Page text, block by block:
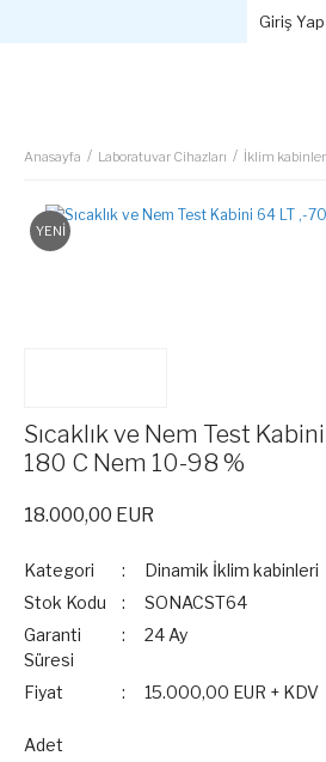
Giriş Yap
Anasayfa Laboratuvar Cihazları İklim
YENİ
Sıcaklık ve Nem Test
180 C Nem 10-98 %
18.000,00 EUR
Kategori
Dinamik İklim kabinleri
Stok Kodu
SONACST64
Garanti
Süresi
24 Ay
Fiyat 15.000,00 EUR + KDV
Adet